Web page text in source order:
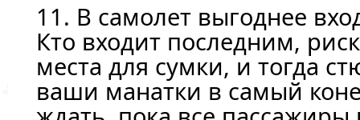
11. В самолет выгоднее
Кто входит последним,
места для сумки, и тогда
ваши манатки в самый